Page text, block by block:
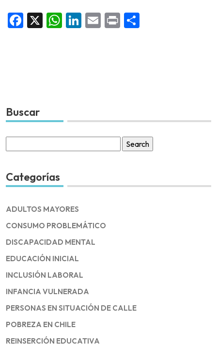
Facebook
X WhatsApp
LinkedIn
Email
Print
Buscar
for:
Categorías
ADULTOS MAYORES
CONSUMO PROBLEMÁTICO
DISCAPACIDAD MENTAL
EDUCACIÓN INICIAL
INCLUSIÓN LABORAL
INFANCIA VULNERADA
PERSONAS EN SITUACIÓN DE CALLE
POBREZA EN CHILE
REINSERCIÓN EDUCATIVA